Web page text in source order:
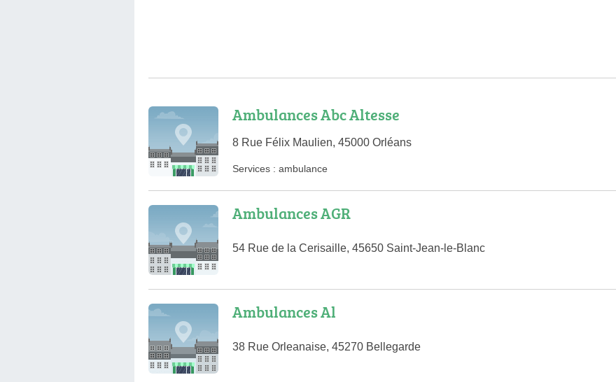
Ambulances Abc Altesse
8 Rue Félix Maulien, 45000 Orléans
Services : ambulance
Ambulances AGR
54 Rue de la Cerisaille, 45650 Saint-Jean-le-Blanc
Ambulances Al
38 Rue Orleanaise, 45270 Bellegarde